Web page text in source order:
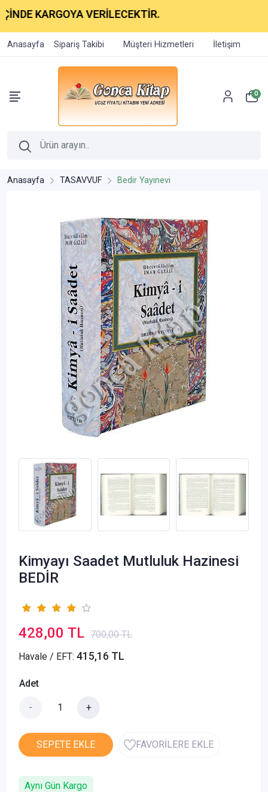
VERİLECEKTİR.
Anasayfa Sipariş Takibi Müşteri Hizmetleri İletişim
0
Anasayfa TASAVVUF Bedir Yayınevi
Kimyayı Saadet Mutluluk Hazinesi
BEDİR
428,00 TL 700,00 TL
Havale / EFT: 415,16 TL
Adet
- +
SEPETE EKLE FAVORİLERE EKLE
Aynı Gün Kargo